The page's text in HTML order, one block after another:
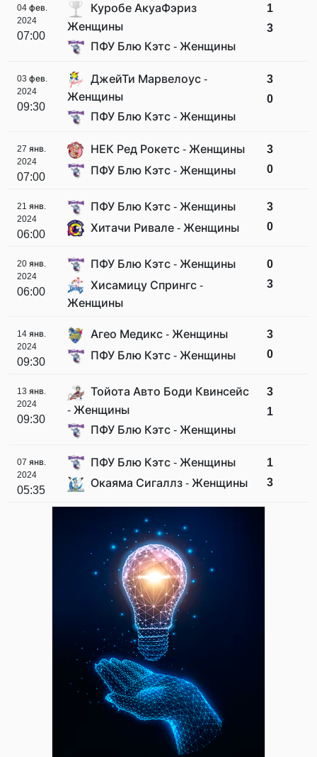
04 фев.
2024
07:00
Куробе АкуаФэриз
Женщины
ПФУ Блю Кэтс - Женщины
1
3
03 фев.
2024
09:30
ДжейТи Марвелоус -
Женщины
ПФУ Блю Кэтс - Женщины
3
0
27 янв.
2024
07:00
НЕК Ред Рокетс - Женщины
ПФУ Блю Кэтс - Женщины
3
0
21 янв.
2024
06:00
ПФУ Блю Кэтс - Женщины
Хитачи Ривале - Женщины
3
0
20 янв.
2024
06:00
ПФУ Блю Кэтс - Женщины
Хисамицу Спрингс -
Женщины
0
3
14 янв.
2024
09:30
Агео Медикс - Женщины
ПФУ Блю Кэтс - Женщины
3
0
13 янв.
2024
09:30
Тойота Авто Боди Квинсейс
- Женщины
ПФУ Блю Кэтс - Женщины
3
1
07 янв.
2024
05:35
ПФУ Блю Кэтс - Женщины
Окаяма Сигаллз - Женщины
1
3